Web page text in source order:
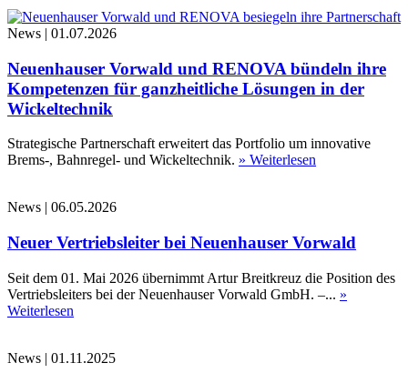
News | 01.07.2026
Neuenhauser Vorwald und RENOVA bündeln ihre
Kompetenzen für ganzheitliche Lösungen in der
Wickeltechnik
Strategische Partnerschaft erweitert das Portfolio um innovative
Brems-, Bahnregel- und Wickeltechnik. » Weiterlesen
News | 06.05.2026
Neuer Vertriebsleiter bei Neuenhauser Vorwald
Seit dem 01. Mai 2026 übernimmt Artur Breitkreuz die Position des
Vertriebsleiters bei der Neuenhauser Vorwald GmbH. –... »
Weiterlesen
News | 01.11.2025